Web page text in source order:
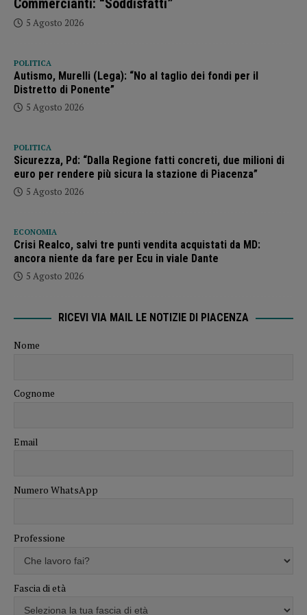
Commercianti: “Soddisfatti”
5 Agosto 2026
POLITICA
Autismo, Murelli (Lega): “No al taglio dei fondi per il
Distretto di Ponente”
5 Agosto 2026
POLITICA
Sicurezza, Pd: “Dalla Regione fatti concreti, due milioni di
euro per rendere più sicura la stazione di Piacenza”
5 Agosto 2026
ECONOMIA
Crisi Realco, salvi tre punti vendita acquistati da MD:
ancora niente da fare per Ecu in viale Dante
5 Agosto 2026
RICEVI VIA MAIL LE NOTIZIE DI PIACENZA
Nome
Cognome
Email
Numero WhatsApp
Professione
Fascia di età